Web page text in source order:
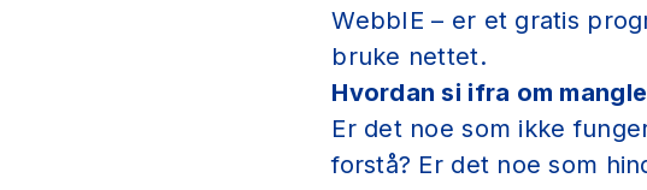
WebbIE – er et gratis
bruke nettet.
Hvordan si ifra om
Er det noe som ikke
forstå? Er det noe som